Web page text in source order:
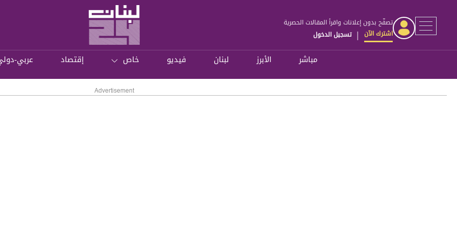
تصفّح بدون إعلانات واقرأ المقالات الحصرية
اشترك الآن | تسجيل الدخول
مباشر الأبرز لبنان فيديو خاص إقتصاد عربي-
Advertisement